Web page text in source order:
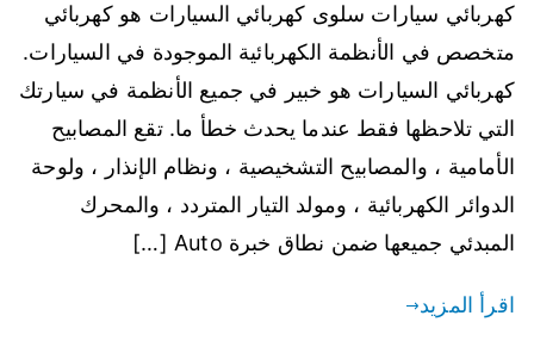
كهربائي سيارات سلوى كهربائي السيارات هو كهربائي
متخصص في الأنظمة الكهربائية الموجودة في السيارات.
كهربائي السيارات هو خبير في جميع الأنظمة في سيارتك
التي تلاحظها فقط عندما يحدث خطأ ما. تقع المصابيح
الأمامية ، والمصابيح التشخيصية ، ونظام الإنذار ، ولوحة
الدوائر الكهربائية ، ومولد التيار المتردد ، والمحرك
المبدئي جميعها ضمن نطاق خبرة Auto […]
اقرأ المزيد